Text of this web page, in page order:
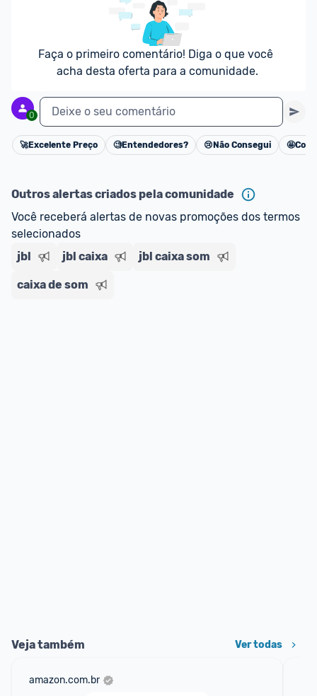
Faça o primeiro comentário! Diga o que você
acha desta oferta para a comunidade.
0 Deixe o seu comentário
Cancelar
🚀Excelente Preço 🧐Entendedores? 😢 Não Consegui 🤩
Outros alertas criados pela comunidade
Você receberá alertas de novas promoções dos termos
selecionados
jbl
jbl caixa jbl caixa som
caixa de som
Veja também Ver todas
amazon.com.br